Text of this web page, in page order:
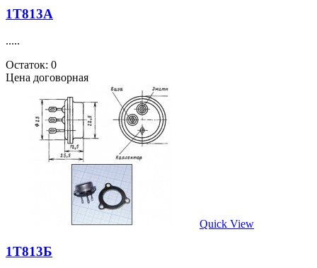
1Т813А
.....
Остаток: 0
Цена договорная
Quick View
1Т813Б